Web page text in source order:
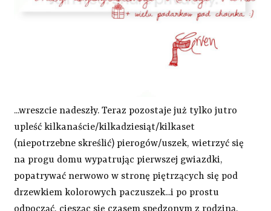
...wreszcie nadeszły. Teraz pozostaje już tylko jutro
upleść kilkanaście/kilkadziesiąt/kilkaset
(niepotrzebne skreślić) pierogów/uszek, wietrzyć się
na progu domu wypatrując pierwszej gwiazdki,
popatrywać nerwowo w stronę piętrzących się pod
drzewkiem kolorowych paczuszek...i po prostu